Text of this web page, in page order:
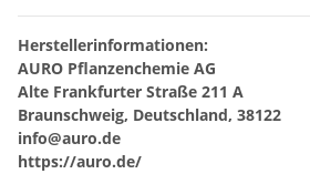
Herstellerinformationen:
AURO Pflanzenchemie AG
Alte Frankfurter Straße 211 A
Braunschweig, Deutschland, 38122
info@auro.de
https://auro.de/